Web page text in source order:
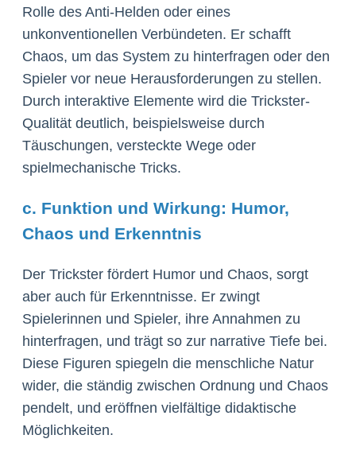
Rolle des Anti-Helden oder eines
unkonventionellen Verbündeten. Er schafft
Chaos, um das System zu hinterfragen oder den
Spieler vor neue Herausforderungen zu stellen.
Durch interaktive Elemente wird die Trickster-
Qualität deutlich, beispielsweise durch
Täuschungen, versteckte Wege oder
spielmechanische Tricks.
c. Funktion und Wirkung: Humor,
Chaos und Erkenntnis
Der Trickster fördert Humor und Chaos, sorgt
aber auch für Erkenntnisse. Er zwingt
Spielerinnen und Spieler, ihre Annahmen zu
hinterfragen, und trägt so zur narrative Tiefe bei.
Diese Figuren spiegeln die menschliche Natur
wider, die ständig zwischen Ordnung und Chaos
pendelt, und eröffnen vielfältige didaktische
Möglichkeiten.